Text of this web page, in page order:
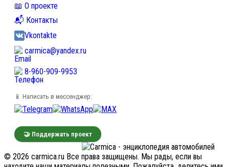
📖 О проекте
📬 Контакты
Vkontakte
carmica@yandex.ru
8-960-909-9953
📱 Написать в мессенджер:
🤝 Поддержать проект
© 2026 carmica.ru Все права защищены. Мы рады, если вы